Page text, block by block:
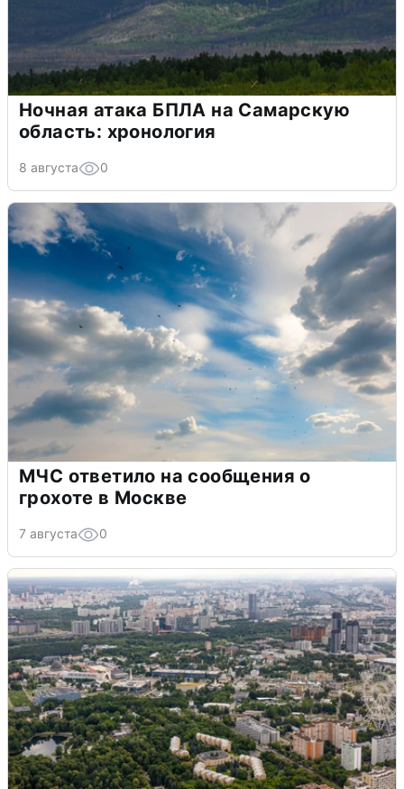
Ночная атака БПЛА на Самарскую
область: хронология
8 августа 0
МЧС ответило на сообщения о
грохоте в Москве
7 августа 0